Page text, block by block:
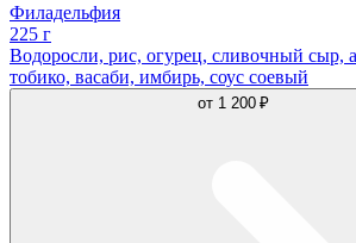
Филадельфия
225 г
Водоросли, рис, огурец, сливочный сыр,
тобико, васаби, имбирь, соус соевый
от 1 200 ₽